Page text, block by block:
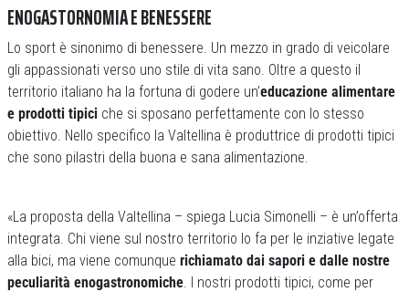
ENOGASTORNOMIA E BENESSERE
Lo sport è sinonimo di benessere. Un mezzo in grado di veicolare
gli appassionati verso uno stile di vita sano. Oltre a questo il
territorio italiano ha la fortuna di godere un’educazione alimentare
e prodotti tipici che si sposano perfettamente con lo stesso
obiettivo. Nello specifico la Valtellina è produttrice di prodotti tipici
che sono pilastri della buona e sana alimentazione.
«La proposta della Valtellina – spiega Lucia Simonelli – è un’offerta
integrata. Chi viene sul nostro territorio lo fa per le inziative legate
alla bici, ma viene comunque richiamato dai sapori e dalle nostre
peculiarità enogastronomiche . I nostri prodotti tipici, come per